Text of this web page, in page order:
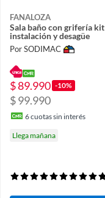
FANALOZA
Sala baño con grifería kit
instalación y desagüe
Por SODIMAC
$ 89.990 -10%
$ 99.990
6cuotas sin interés
Llega mañana